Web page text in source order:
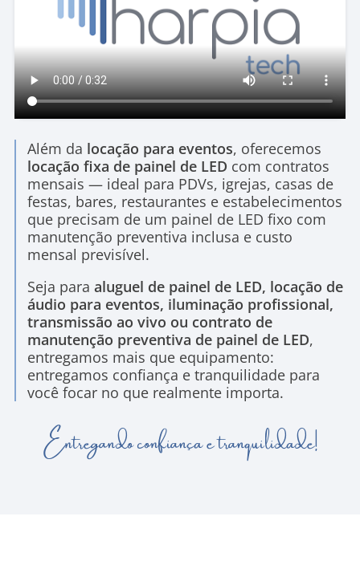
Além da locação para eventos, oferecemos
locação fixa de painel de LED com contratos
mensais — ideal para PDVs, igrejas, casas de
festas, bares, restaurantes e estabelecimentos
que precisam de um painel de LED fixo com
manutenção preventiva inclusa e custo
mensal previsível.
Seja para aluguel de painel de LED, locação de
áudio para eventos, iluminação profissional,
transmissão ao vivo ou contrato de
manutenção preventiva de painel de LED,
entregamos mais que equipamento:
entregamos confiança e tranquilidade para
você focar no que realmente importa.
Entregando confiança e tranquilidade!